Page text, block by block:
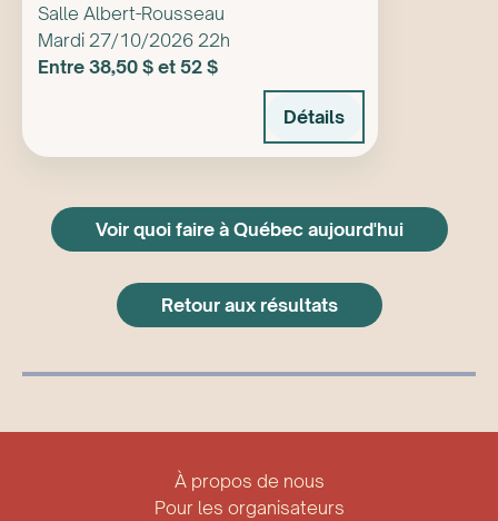
Salle Albert-Rousseau
Mardi 27/10/2026 22h
Entre 38,50 $ et 52 $
Détails
Voir quoi faire à Québec aujourd'hui
Retour aux résultats
À propos de nous
Pour les organisateurs